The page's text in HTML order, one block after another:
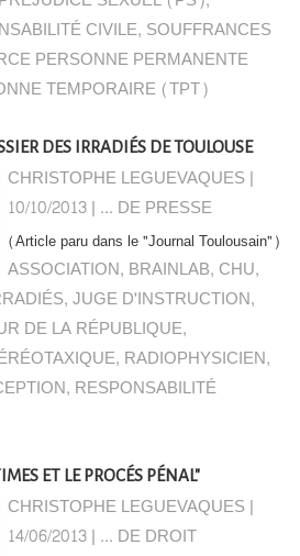
CIVILE, SOUFFRANCES
PERSONNE PERMANENTE
TEMPORAIRE (TPT)
DES IRRADIÉS DE TOULOUSE
CHRISTOPHE LEGUEVAQUES |
10/10/2013| ... DE PRESSE
(Article paru dans le "Journal Toulousain")
ASSOCIATION, BRAINLAB, CHU,
,JUGE D'INSTRUCTION,
DE LA RÉPUBLIQUE,
, RADIOPHYSICIEN,
, RESPONSABILITÉ
ET LE PROCÉS PÉNAL"
CHRISTOPHE LEGUEVAQUES |
14/06/2013| ... DE DROIT